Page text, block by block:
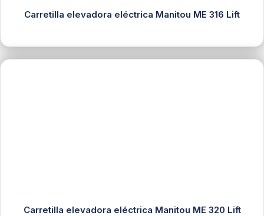
Carretilla elevadora eléctrica Manitou ME 316 Lift
Carretilla elevadora eléctrica Manitou ME 320 Lift